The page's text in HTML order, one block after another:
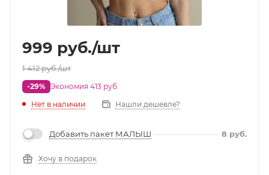
999 руб./шт
1 412руб./шт
-29% Экономия 413 руб.
Нет в наличии
Нашли дешевле?
Добавить пакет МАЛЫШ 8 руб.
Хочу в подарок